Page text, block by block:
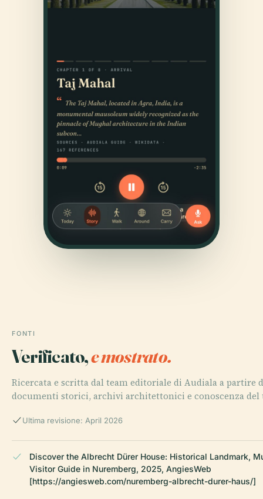
FONTI
Verificato,e mostrato.
Ricercata e scritta dal team editoriale di Audiala a partire
documenti storici, archivi architettonici e conoscenza
Ultima revisione: April 2026
Discover the Albrecht Dürer House: Historical Landmark,
Visitor Guide in Nuremberg, 2025, AngiesWeb
[https://angiesweb.com/nuremberg-albrecht-durer-haus/]